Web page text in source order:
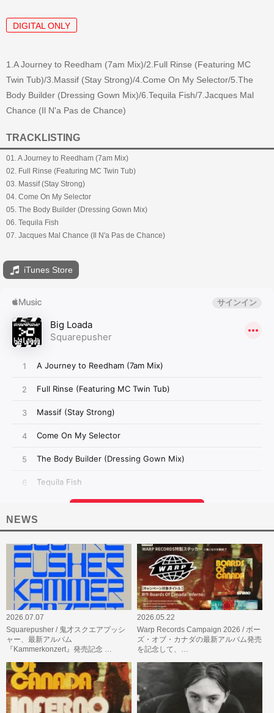
DIGITAL ONLY
1.A Journey to Reedham (7am Mix)/2.Full Rinse (Featuring MC
Twin Tub)/3.Massif (Stay Strong)/4.Come On My Selector/5.The
Body Builder (Dressing Gown Mix)/6.Tequila Fish/7.Jacques Mal
Chance (Il N'a Pas de Chance)
TRACKLISTING
01. A Journey to Reedham (7am Mix)
02. Full Rinse (Featuring MC Twin Tub)
03. Massif (Stay Strong)
04. Come On My Selector
05. The Body Builder (Dressing Gown Mix)
06. Tequila Fish
07. Jacques Mal Chance (Il N'a Pas de Chance)
iTunes Store
NEWS
2026.07.07
Squarepusher / 鬼才スクエアプッシ
ャー、最新アルバム
『Kammerkonzert』発売記念 …
2026.05.22
Warp Records Campaign 2026 / ボー
ズ・オブ・カナダの最新アルバム発売
を記念して、…